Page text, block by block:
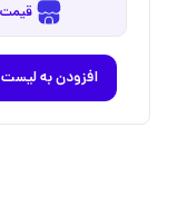
قیمت تامین‌کنندگان دیگر
افزودن به لیست